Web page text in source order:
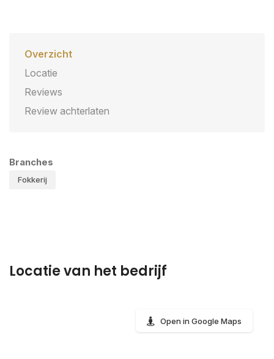
Overzicht
Locatie
Reviews
Review achterlaten
Branches
Fokkerij
Locatie van het bedrijf
Open in Google Maps